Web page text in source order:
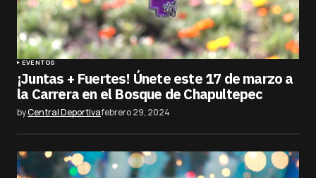
EVENTOS
¡Juntas + Fuertes! Únete este 17 de marzo a
la Carrera en el Bosque de Chapultepec
byCentral Deportivafebrero 29, 2024